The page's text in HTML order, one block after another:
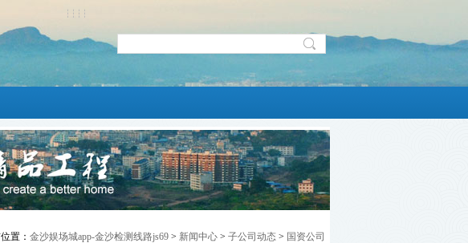
置： 金沙娱场城app-金沙检测线路js69 > 新闻中心 > 子公司动态 > 国资公司